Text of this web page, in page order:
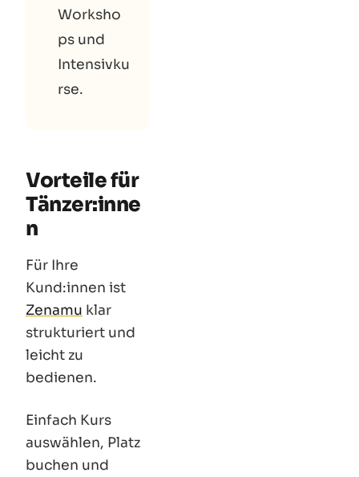
Worksho
ps und
Intensivku
rse.
Vorteile für
Tänzer:inne
n
Für Ihre
Kund:innen ist
Zenamu klar
strukturiert und
leicht zu
bedienen.
Einfach Kurs
auswählen, Platz
buchen und